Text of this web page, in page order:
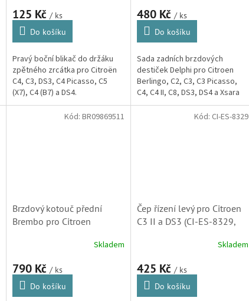
125 Kč / ks
Do košíku
Pravý boční blikač do držáku
zpětného zrcátka pro Citroën
C4, C3, DS3, C4 Picasso, C5
(X7), C4 (B7) a DS4.
480 Kč / ks
Do košíku
Sada zadních brzdových
destiček Delphi pro Citroen
Berlingo, C2, C3, C3 Picasso,
C4, C4 II, C8, DS3, DS4 a Xsara
Picasso. (Peugeot 307, 405,
807, 1007, Partner)
Brzdový kotouč přední
Brembo pro Citroen
DS3, Xsara, Xsara Picasso
09869511)
Skladem
790 Kč / ks
Do košíku
Kód: BR09869511
Čep řízení levý pro Citroen
C3 II a DS3 (CI-ES-8329,
Skladem
425 Kč / ks
Do košíku
Kód: CI-ES-8329